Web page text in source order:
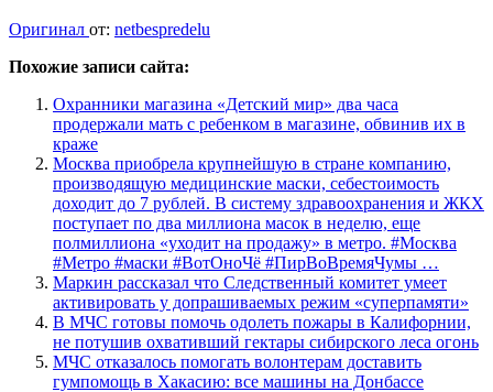
Оригинал от: netbespredelu
Похожие записи сайта:
Охранники магазина «Детский мир» два часа
продержали мать с ребенком в магазине, обвинив их в
краже
Москва приобрела крупнейшую в стране компанию,
производящую медицинские маски, себестоимость
доходит до 7 рублей. В систему здравоохранения и ЖКХ
поступает по два миллиона масок в неделю, еще
полмиллиона «уходит на продажу» в метро. #Москва
#Метро #маски #ВотОноЧё #ПирВоВремяЧумы …
Маркин рассказал что Следственный комитет умеет
активировать у допрашиваемых режим «суперпамяти»
В МЧС готовы помочь одолеть пожары в Калифорнии,
не потушив охвативший гектары сибирского леса огонь
МЧС отказалось помогать волонтерам доставить
гумпомощь в Хакасию: все машины на Донбассе